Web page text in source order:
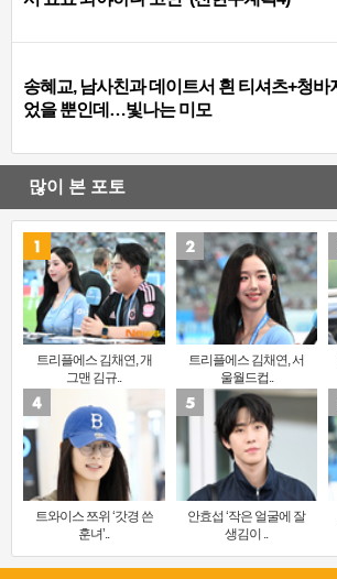
송혜교, 남사친과 데이트서 흰 티셔츠+청바
었을 뿐인데…빛나는 미모
많이 본 포토
트리플에스 김채연, 개
그맨 김규..
트리플에스 김채연, 서
울월드컵..
트와이스 쯔위 ‘갓경 쓴
훈녀’..
안효섭 ‘작은 얼굴에 잘
생김이 ..